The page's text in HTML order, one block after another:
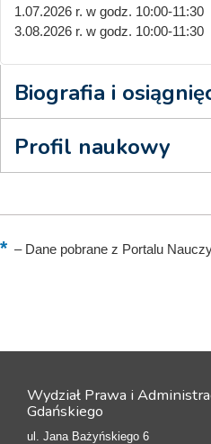
1.07.2026 r. w godz. 10:00-11:30
3.08.2026 r. w godz. 10:00-11:30
Biografia i
Profil naukowy
–Dane pobrane z Portalu
Wydział Prawa i
Gdańskiego
ul. Jana Bażyńskiego 6